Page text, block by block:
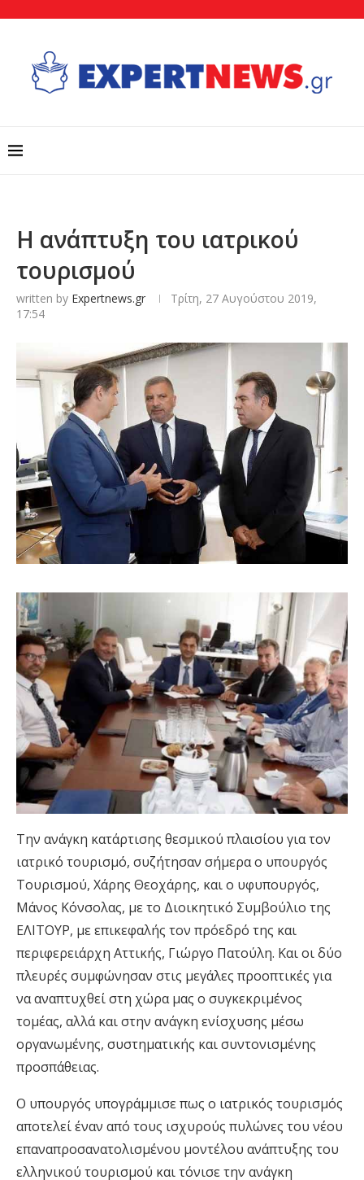
Η ανάπτυξη του ιατρικού
τουρισμού
written by Expertnews.gr
Τρίτη, 27 Αυγούστου 2019,
17:54
Την ανάγκη κατάρτισης θεσμικού πλαισίου για τον
ιατρικό τουρισμό, συζήτησαν σήμερα ο υπουργός
Τουρισμού, Χάρης Θεοχάρης, και ο υφυπουργός,
Μάνος Κόνσολας, με το Διοικητικό Συμβούλιο της
ΕΛΙΤΟΥΡ, με επικεφαλής τον πρόεδρό της και
περιφερειάρχη Αττικής, Γιώργο Πατούλη. Και οι δύο
πλευρές συμφώνησαν στις μεγάλες προοπτικές για
να αναπτυχθεί στη χώρα μας ο συγκεκριμένος
τομέας, αλλά και στην ανάγκη ενίσχυσης μέσω
οργανωμένης, συστηματικής και συντονισμένης
προσπάθειας.
Ο υπουργός υπογράμμισε πως ο ιατρικός τουρισμός
αποτελεί έναν από τους ισχυρούς πυλώνες του νέου
επαναπροσανατολισμένου μοντέλου ανάπτυξης του
ελληνικού τουρισμού και τόνισε την ανάγκη